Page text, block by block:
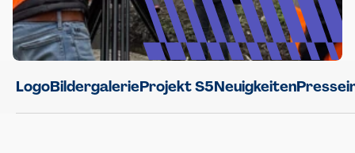
LogoBildergalerieProjekt S5Neuigkeiten